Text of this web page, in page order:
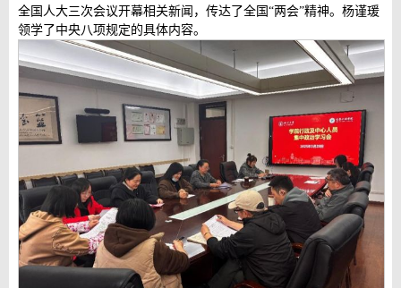
全国人大三次会议开幕相关新闻，传达了全国“两会”精神。杨谨瑗
领学了中央八项规定的具体内容。